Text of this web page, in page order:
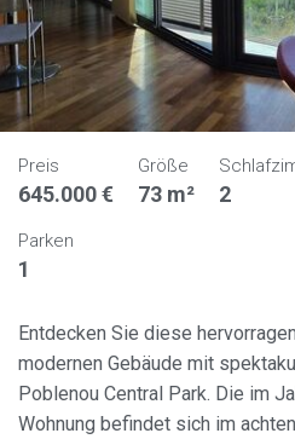
Preis
645.000 €
Größe
73 m² 2
Parken
1
Entdecken Sie diese
modernen Gebäude mit
Poblenou Central Park. Die im
Wohnung befindet sich im
Cookies ändern